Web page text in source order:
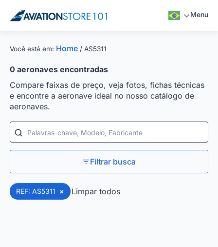
Menu
Você está em: Home / AS5311
0 aeronaves encontradas
Compare faixas de preço, veja fotos, fichas técnicas
e encontre a aeronave ideal no nosso catálogo de
aeronaves.
Palavras-chave, Modelo, Fabricante
Filtrar busca
REF: AS5311 × Limpar todos